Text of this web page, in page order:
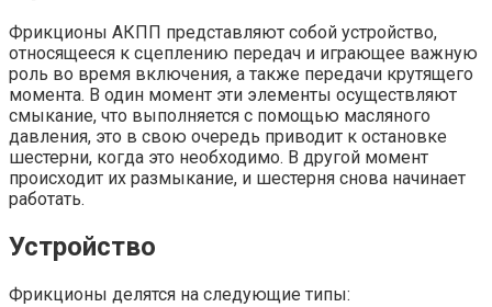
Фрикционы АКПП представляют собой устройство,
относящееся к сцеплению передач и играющее важную
роль во время включения, а также передачи крутящего
момента. В один момент эти элементы осуществляют
смыкание, что выполняется с помощью масляного
давления, это в свою очередь приводит к остановке
шестерни, когда это необходимо. В другой момент
происходит их размыкание, и шестерня снова начинает
работать.
Устройство
Фрикционы делятся на следующие типы: